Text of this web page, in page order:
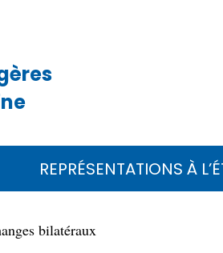
REPRÉSENTATIONS À
bilatéraux